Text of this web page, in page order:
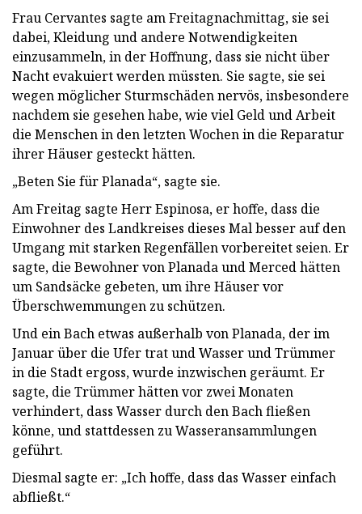
Frau Cervantes sagte am Freitagnachmittag, sie sei
dabei, Kleidung und andere Notwendigkeiten
einzusammeln, in der Hoffnung, dass sie nicht über
Nacht evakuiert werden müssten. Sie sagte, sie sei
wegen möglicher Sturmschäden nervös, insbesondere
nachdem sie gesehen habe, wie viel Geld und Arbeit
die Menschen in den letzten Wochen in die Reparatur
ihrer Häuser gesteckt hätten.
„Beten Sie für Planada“, sagte sie.
Am Freitag sagte Herr Espinosa, er hoffe, dass die
Einwohner des Landkreises dieses Mal besser auf den
Umgang mit starken Regenfällen vorbereitet seien. Er
sagte, die Bewohner von Planada und Merced hätten
um Sandsäcke gebeten, um ihre Häuser vor
Überschwemmungen zu schützen.
Und ein Bach etwas außerhalb von Planada, der im
Januar über die Ufer trat und Wasser und Trümmer
in die Stadt ergoss, wurde inzwischen geräumt. Er
sagte, die Trümmer hätten vor zwei Monaten
verhindert, dass Wasser durch den Bach fließen
könne, und stattdessen zu Wasseransammlungen
geführt.
Diesmal sagte er: „Ich hoffe, dass das Wasser einfach
abfließt.“